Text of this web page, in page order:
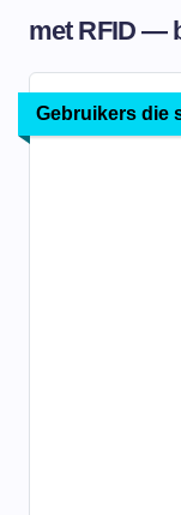
met RFID —
Gebruikers die